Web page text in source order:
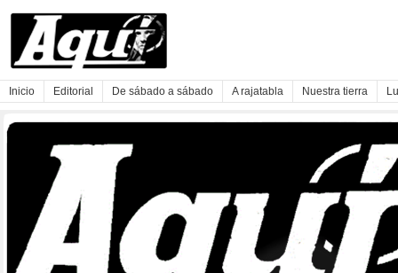
Inicio Editorial De sábado a sábado A rajatabla Nuestra tierra